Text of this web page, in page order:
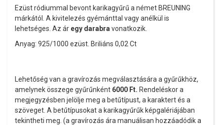
Ezüst ródiummal bevont karikagyűrű a német BREUNING
márkától. A kivitelezés gyémánttal vagy anélkül is
lehetséges. Az ár egy darabra vonatkozik.
Anyag: 925/1000 ezüst. Briliáns 0,02 Ct
Lehetőség van a gravírozás megválasztására a gyűrűkhöz,
amelynek összege gyűrűnként 6000 Ft. Rendeléskor a
megjegyzésben jelölje meg a betűtípust, a karaktert és a
szöveget. A betűtípusokat a karikagyűrűk képgalériájában
tekintheti meg. (a gravírozás ára manuálisan hozzáadódik a